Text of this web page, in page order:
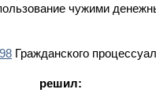
чужими
Гражданского
решил: